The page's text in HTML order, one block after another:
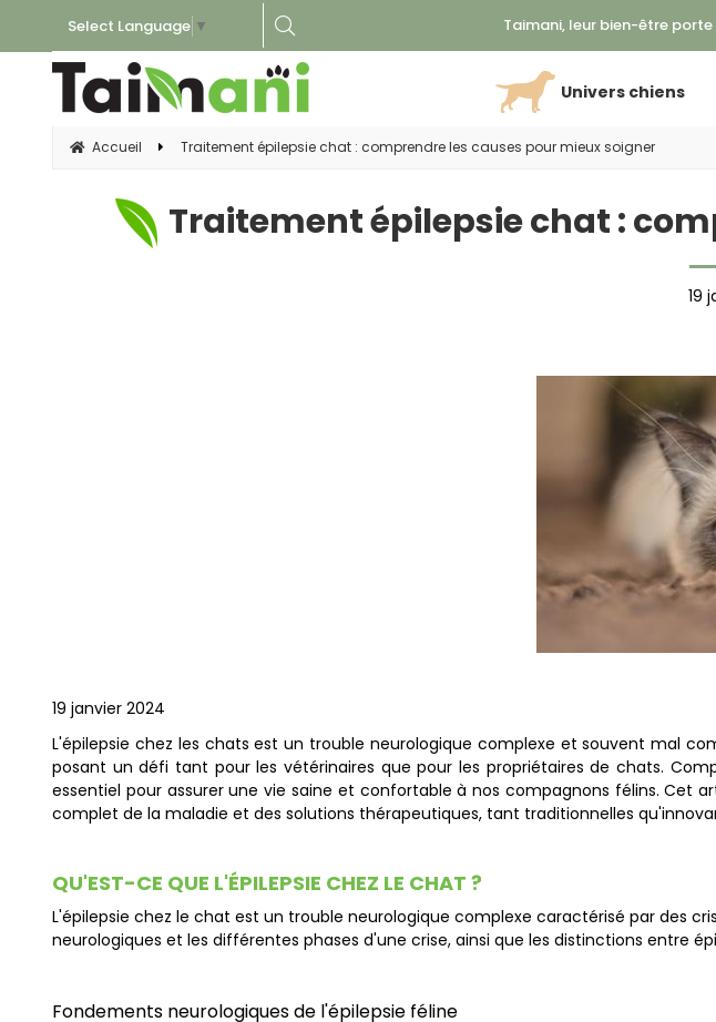
Univers chiens
Accueil Traitement épilepsie chat : comprendre les causes pour mieux soigner
Traitement épilepsie chat :
19
19 janvier 2024
L'épilepsie chez les chats est un trouble neurologique complexe et souvent mal
posant un défi tant pour les vétérinaires que pour les propriétaires de chats.
essentiel pour assurer une vie saine et confortable à nos compagnons félins. Cet
complet de la maladie et des solutions thérapeutiques, tant traditionnelles
QU'EST-CE QUE L'ÉPILEPSIE CHEZ LE CHAT ?
L'épilepsie chez le chat est un trouble neurologique complexe caractérisé par des
neurologiques et les différentes phases d'une crise, ainsi que les distinctions entre
Fondements neurologiques de l'épilepsie féline
Select Language ▼ Taimani, leur bien-être porte